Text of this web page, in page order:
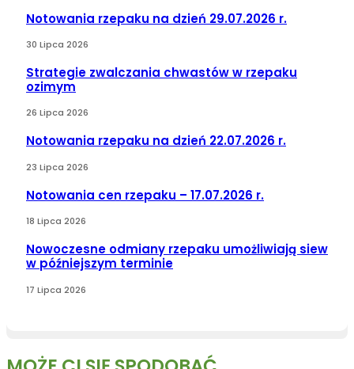
Notowania rzepaku na dzień 29.07.2026 r.
30 Lipca 2026
Strategie zwalczania chwastów w rzepaku
ozimym
26 Lipca 2026
Notowania rzepaku na dzień 22.07.2026 r.
23 Lipca 2026
Notowania cen rzepaku – 17.07.2026 r.
18 Lipca 2026
Nowoczesne odmiany rzepaku umożliwiają siew
w późniejszym terminie
17 Lipca 2026